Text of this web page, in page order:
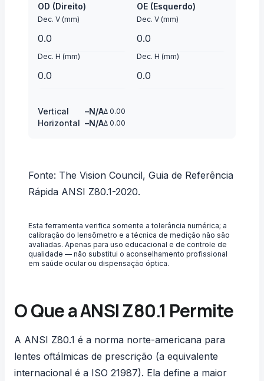
OD (Direito)
Dec. V (mm)
Dec. H (mm)
OE (Esquerdo)
Dec. V (mm)
Dec. H (mm)
Vertical –N/AΔ 0.00
Horizontal –N/AΔ 0.00
Fonte: The Vision Council, Guia de Referência
Rápida ANSI Z80.1-2020.
Esta ferramenta verifica somente a tolerância numérica; a
calibração do lensômetro e a técnica de medição não são
avaliadas. Apenas para uso educacional e de controle de
qualidade — não substitui o aconselhamento profissional
em saúde ocular ou dispensação óptica.
O Que a ANSI Z80.1 Permite
A ANSI Z80.1 é a norma norte-americana para
lentes oftálmicas de prescrição (a equivalente
internacional é a ISO 21987). Ela define a maior